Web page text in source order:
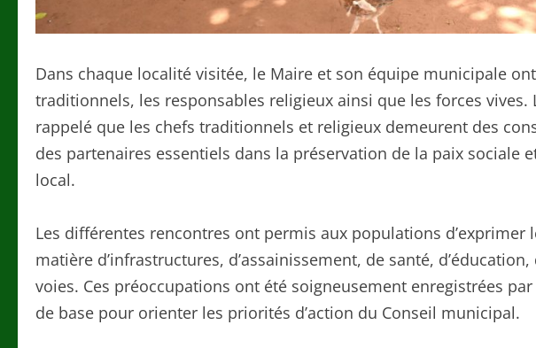
Dans chaque localité visitée, le Maire et son équipe municipale
traditionnels, les responsables religieux ainsi que les forces
rappelé que les chefs traditionnels et religieux demeurent des
des partenaires essentiels dans la préservation de la paix sociale
local.
Les différentes rencontres ont permis aux populations d’exprimer
matière d’infrastructures, d’assainissement, de santé,
voies. Ces préoccupations ont été soigneusement enregistrées
de base pour orienter les priorités d’action du Conseil municipal.